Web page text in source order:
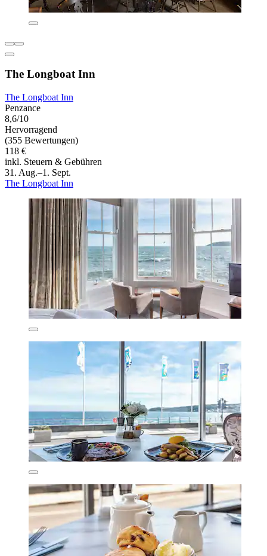
The Longboat Inn
The Longboat Inn
Penzance
8,6/10
Hervorragend
(355 Bewertungen)
118 €
inkl. Steuern & Gebühren
31. Aug.–1. Sept.
The Longboat Inn